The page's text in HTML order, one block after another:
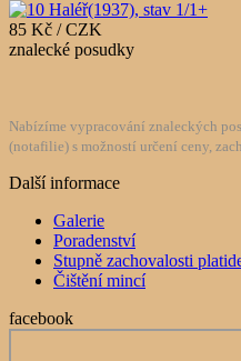
85 Kč / CZK
znalecké posudky
Nabízíme vypracování znaleckých
(notafilie) s možností určení ceny,
Další informace
Galerie
Poradenství
Stupně zachovalosti
Čištění mincí
facebook